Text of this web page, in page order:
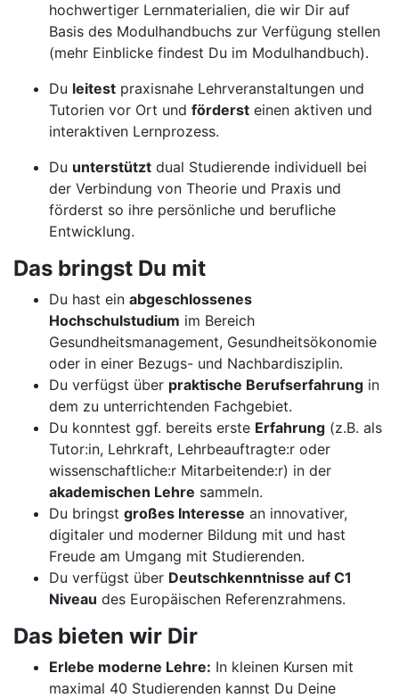
hochwertiger Lernmaterialien, die wir Dir auf
Basis des Modulhandbuchs zur Verfügung stellen
(mehr Einblicke findest Du im Modulhandbuch).
Du leitest praxisnahe Lehrveranstaltungen und
Tutorien vor Ort und förderst einen aktiven und
interaktiven Lernprozess.
Du unterstützt dual Studierende individuell bei
der Verbindung von Theorie und Praxis und
förderst so ihre persönliche und berufliche
Entwicklung.
Das bringst Du mit
Du hast ein abgeschlossenes
Hochschulstudium im Bereich
Gesundheitsmanagement, Gesundheitsökonomie
oder in einer Bezugs- und Nachbardisziplin.
Du verfügst über praktische Berufserfahrung in
dem zu unterrichtenden Fachgebiet.
Du konntest ggf. bereits erste Erfahrung (z.B. als
Tutor:in, Lehrkraft, Lehrbeauftragte:r oder
wissenschaftliche:r Mitarbeitende:r) in der
akademischen Lehre sammeln.
Du bringst großes Interesse an innovativer,
digitaler und moderner Bildung mit und hast
Freude am Umgang mit Studierenden.
Du verfügst über Deutschkenntnisse auf C1
Niveau des Europäischen Referenzrahmens.
Das bieten wir Dir
Erlebe moderne Lehre: In kleinen Kursen mit
maximal 40 Studierenden kannst Du Deine